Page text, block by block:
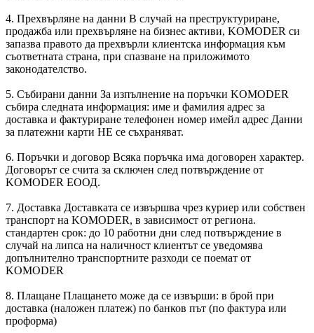
4. Прехвърляне на данни В случай на преструктуриране,
продажба или прехвърляне на бизнес активи, KOMODER си
запазва правото да прехвърли клиентска информация към
съответната страна, при спазване на приложимото
законодателство.
5. Събирани данни За изпълнение на поръчки KOMODER
събира следната информация: име и фамилия адрес за
доставка и фактуриране телефонен номер имейл адрес Данни
за платежни карти НЕ се съхраняват.
6. Поръчки и договор Всяка поръчка има договорен характер.
Договорът се счита за сключен след потвърждение от
KOMODER ЕООД.
7. Доставка Доставката се извършва чрез куриер или собствен
транспорт на KOMODER, в зависимост от региона.
стандартен срок: до 10 работни дни след потвърждение в
случай на липса на наличност клиентът се уведомява
допълнително транспортните разходи се поемат от
KOMODER
8. Плащане Плащането може да се извърши: в брой при
доставка (наложен платеж) по банков път (по фактура или
проформа)